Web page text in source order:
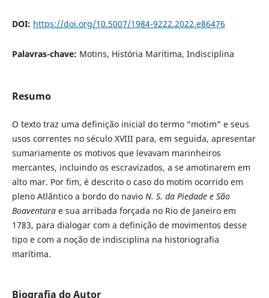
DOI: https://doi.org/10.5007/1984-9222.2022.e86476
Palavras-chave: Motins, História Marítima, Indisciplina
Resumo
O texto traz uma definição inicial do termo “motim” e seus
usos correntes no século XVIII para, em seguida, apresentar
sumariamente os motivos que levavam marinheiros
mercantes, incluindo os escravizados, a se amotinarem em
alto mar. Por fim, é descrito o caso do motim ocorrido em
pleno Atlântico a bordo do navio N. S. da Piedade e São
Boaventurae sua arribada forçada no Rio de Janeiro em
1783, para dialogar com a definição de movimentos desse
tipo e com a noção de indisciplina na historiografia
marítima.
Biografia do Autor